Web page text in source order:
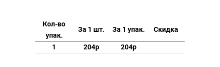
Кол-во
упак.
За 1 шт. За 1 упак. Скидка
1 204р 204р